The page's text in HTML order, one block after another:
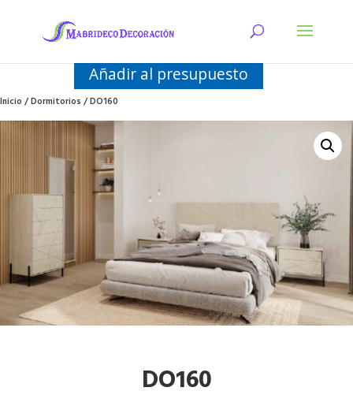
Añadir al presupuesto
Inicio/Dormitorios/ DO160
DO160